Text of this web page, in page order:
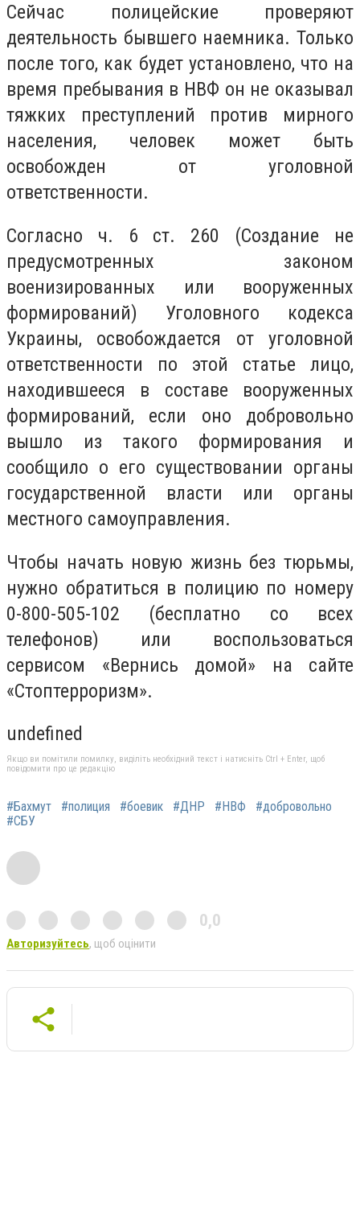
Сейчас полицейские проверяют
деятельность бывшего наемника. Только
после того, как будет установлено, что на
время пребывания в НВФ он не оказывал
тяжких преступлений против мирного
населения, человек может быть
освобожден от уголовной
ответственности.
Согласно ч. 6 ст. 260 (Создание не
предусмотренных законом
военизированных или вооруженных
формирований) Уголовного кодекса
Украины, освобождается от уголовной
ответственности по этой статье лицо,
находившееся в составе вооруженных
формирований, если оно добровольно
вышло из такого формирования и
сообщило о его существовании органы
государственной власти или органы
местного самоуправления.
Чтобы начать новую жизнь без тюрьмы,
нужно обратиться в полицию по номеру
0-800-505-102 (бесплатно со всех
телефонов) или воспользоваться
сервисом «Вернись домой» на сайте
«Стоптерроризм».
undefined
Якщо ви помітили помилку, виділіть необхідний текст і натисніть Ctrl + Enter, щоб
повідомити про це редакцію
#Бахмут #полиция #боевик #ДНР #НВФ
#добровольно
#СБУ
0,0
Авторизуйтесь, щоб оцінити